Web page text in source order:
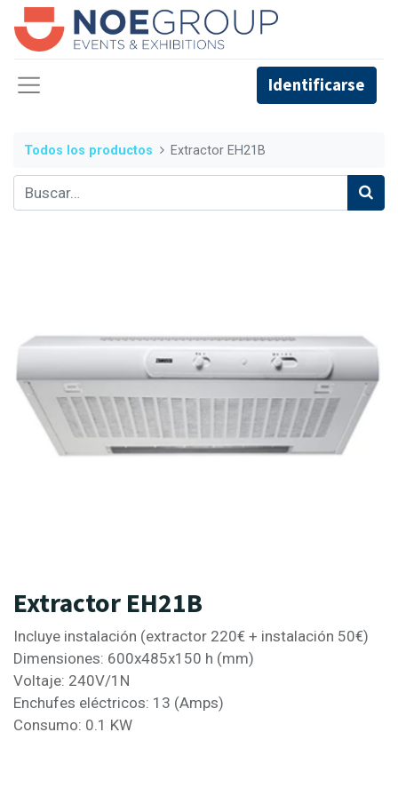
Identificarse
Todos los productos Extractor EH21B
Extractor EH21B
Incluye instalación (extractor 220€ + instalación 50€)
Dimensiones: 600x485x150 h (mm)
Voltaje: 240V/1N
Enchufes eléctricos: 13 (Amps)
Consumo: 0.1 KW